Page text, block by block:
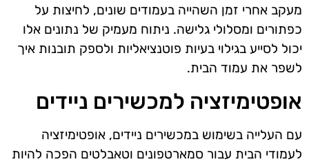
מעקב אחרי זמן השהייה בעמודים שונים, לחיצות על
כפתורים ומסלולי גלישה. ניתוח מעמיק של נתונים אלו
יכול לסייע בגילוי בעיות פוטנציאליות ולספק תובנות איך
לשפר את עמוד הבית.
אופטימיזציה למכשירים ניידים
עם העלייה בשימוש במכשירים ניידים, אופטימיזציה
לעמודי הבית עבור סמארטפונים וטאבלטים הפכה להיות